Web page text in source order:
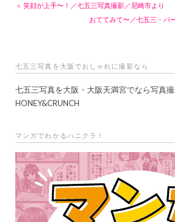
＜ 笑顔が上手〜！／七五三写真撮影／尼崎市より
おててみて〜／七五三・バ
七五三写真を大阪でおしゃれに撮影なら
七五三写真を大阪・大阪天満宮でなら写真
HONEY&CRUNCH
マンガでわかるハニクラ！